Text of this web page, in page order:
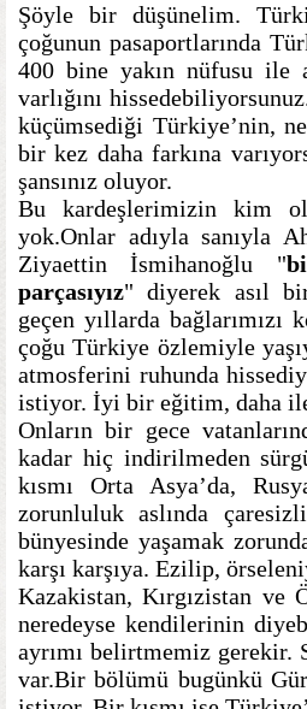
Şöyle bir düşünelim.
çoğunun pasaportlarında
400 bine yakın nüfusu ile
varlığını
küçümsediği Türkiye’nin,
bir kez daha farkına
şansınız oluyor.
Bu kardeşlerimizin kim
yok.Onlar adıyla sanıyla
Ziyaettin İsmihanoğlu "
parçasıyız" diyerek asıl
geçen yıllarda
çoğu Türkiye özlemiyle
atmosferini ruhunda
istiyor. İyi bir eğitim, daha
Onların bir gece
kadar hiç indirilmeden
kısmı Orta Asya’da,
zorunluluk aslında
bünyesinde yaşamak
karşı karşıya. Ezilip,
Kazakistan, Kırgızistan ve
neredeyse kendilerinin
ayrımı belirtmemiz gerekir.
var.Bir bölümü bugünkü